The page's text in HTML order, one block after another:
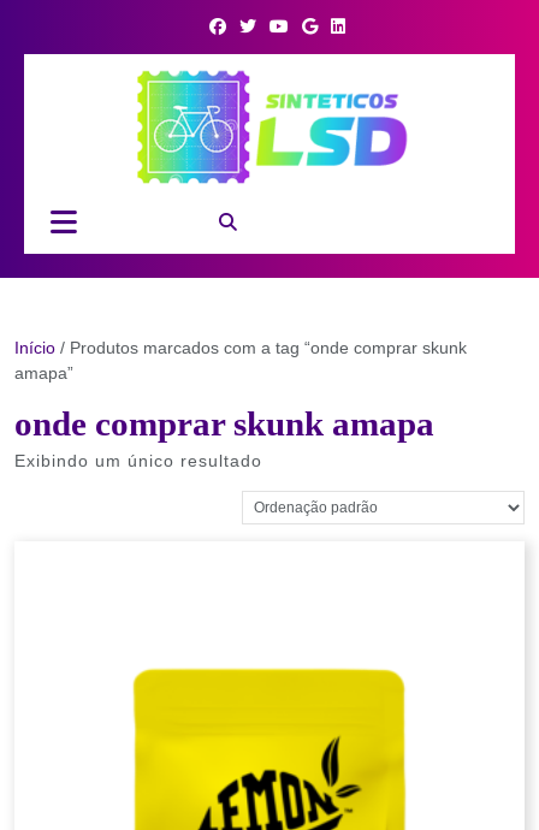
Button
Início / Produtos marcados com a tag “onde comprar skunk
amapa”
onde comprar skunk amapa
Exibindo um único resultado